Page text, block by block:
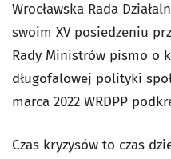
Wrocławska Rada
swoim XV posiedzeniu
Rady Ministrów pismo o
długofalowej polityki
marca 2022 WRDPP
Czas kryzysów to czas